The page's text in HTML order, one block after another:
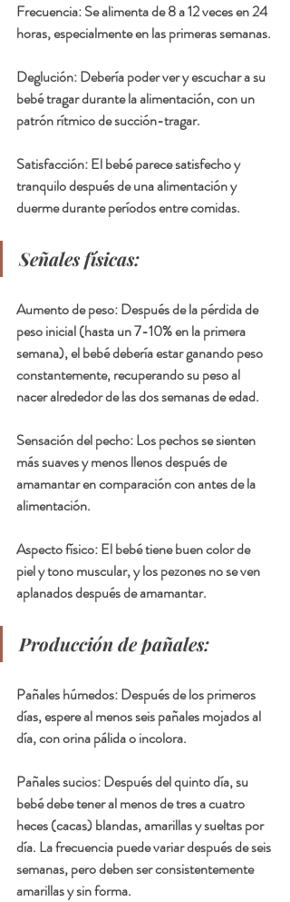
Frecuencia: Se alimenta de 8 a 12 veces en 24
horas, especialmente en las primeras semanas.
Deglución: Debería poder ver y escuchar a su
bebé tragar durante la alimentación, con un
patrón rítmico de succión-tragar.
Satisfacción: El bebé parece satisfecho y
tranquilo después de una alimentación y
duerme durante períodos entre comidas.
Señales físicas:
Aumento de peso: Después de la pérdida de
peso inicial (hasta un 7-10% en la primera
semana), el bebé debería estar ganando peso
constantemente, recuperando su peso al
nacer alrededor de las dos semanas de edad.
Sensación del pecho: Los pechos se sienten
más suaves y menos llenos después de
amamantar en comparación con antes de la
alimentación.
Aspecto físico: El bebé tiene buen color de
piel y tono muscular, y los pezones no se ven
aplanados después de amamantar.
Producción de pañales:
Pañales húmedos: Después de los primeros
días, espere al menos seis pañales mojados al
día, con orina pálida o incolora.
Pañales sucios: Después del quinto día, su
bebé debe tener al menos de tres a cuatro
heces (cacas) blandas, amarillas y sueltas por
día. La frecuencia puede variar después de seis
semanas, pero deben ser consistentemente
amarillas y sin forma.